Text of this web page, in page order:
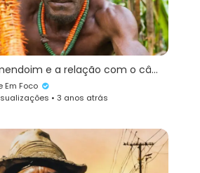
O amendoim e a relação com o câncer: mito ou realidade?
Em Foco
• 3 anos atrás